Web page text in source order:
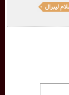
لیبرال